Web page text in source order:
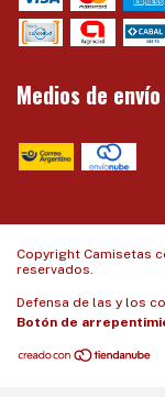
Medios de envío
Copyright Camisetas
reservados.
Defensa de las y los
Botón de